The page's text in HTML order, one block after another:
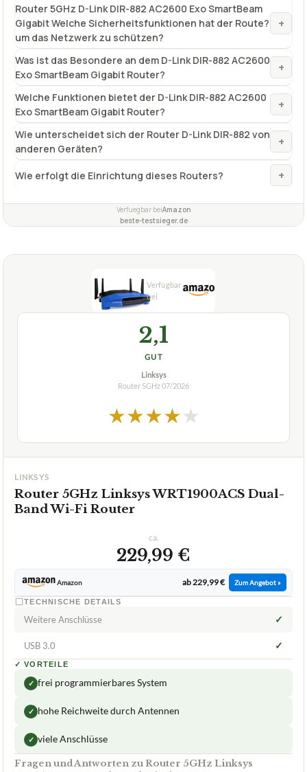
Router 5GHz D-Link DIR-882 AC2600 Exo SmartBeam
Gigabit Welche Sicherheitsfunktionen hat der Route?
um das Netzwerk zu schützen?
+
Was ist das Besondere an dem D-Link DIR-882 AC2600
Exo SmartBeam Gigabit Router?
+
Welche Funktionen bietet der D-Link DIR-882 AC2600
Exo SmartBeam Gigabit Router?
+
Wie unterscheidet sich der Router D-Link DIR-882 von
anderen Geräten?
+
Wie erfolgt die Einrichtung dieses Routers? +
Verfuegbar beiAmazon
beste-testsieger.de
2,1
GUT
Linksys
Router 5GHz07/2026
★★★★★
LINKSYS
Router 5GHz Linksys WRT1900ACS Dual-
Band Wi-Fi Router
ca.
229,99 €
Amazon ab 229,99 € Zum Angebot »
TECHNISCHE DETAILS
Weitere Anschlüsse ✓
USB 3.0 ✓
✓ VORTEILE
✓ frei programmierbares System
✓ hohe Reichweite durch Antennen
✓ viele Anschlüsse
Fragen und Antworten zu Router 5GHz Linksys